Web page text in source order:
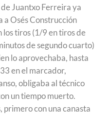
Juantxo Ferreira ya
a Osés Construcción
tiros (1/9 en tiros de
de segundo cuarto)
lo aprovechaba, hasta
en el marcador,
obligaba al técnico
un tiempo muerto.
primero con una canasta